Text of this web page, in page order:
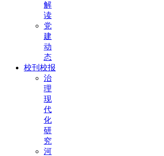
解
读
党
建
动
态
校刊校报
治
理
现
代
化
研
究
河